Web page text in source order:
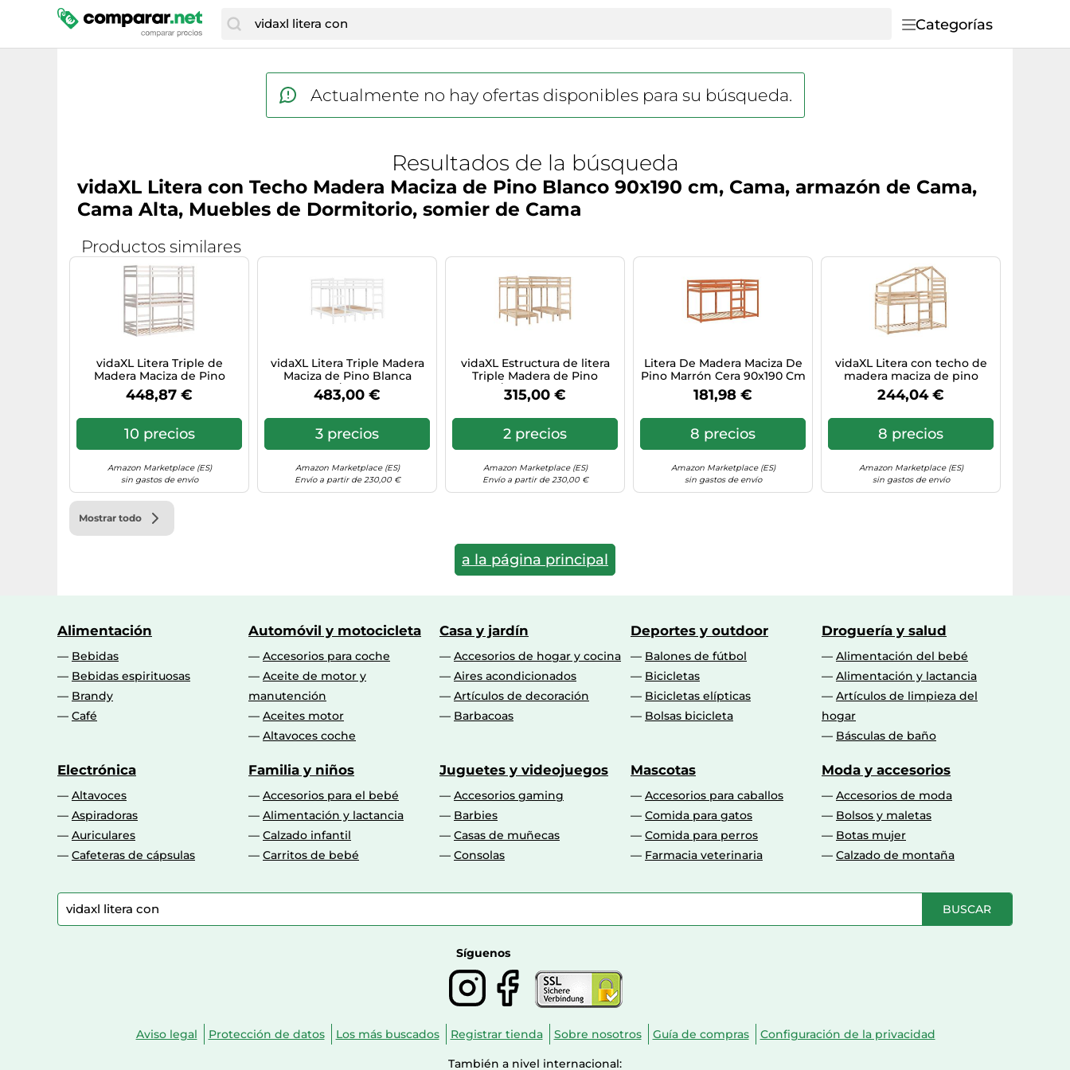
Categorías
Actualmente no hay ofertas disponibles para su búsqueda.
Resultados de la búsqueda
vidaXL Litera con Techo Madera Maciza de Pino Blanco 90x190 cm, Cama, armazón de Cama,
Cama Alta, Muebles de Dormitorio, somier de Cama
Productos similares
vidaXL Litera Triple de
Madera Maciza de Pino
90x200 cm, litera de Tres
Camas, litera de 3 Niveles,
448,87 €
10 precios
Amazon Marketplace (ES)
sin gastos de envío
vidaXL Litera Triple Madera
Maciza de Pino Blanca
200x200/80x200 cm,
armazón de litera Triple,
somier de litera de 3 Camas
483,00 €
3 precios
Amazon Marketplace (ES)
Envío a partir de 230,00 €
vidaXL Estructura de litera
Triple Madera de Pino
140x200/70x140 cm, armazón
de litera Triple, Marco de
de 3 Camas
315,00 €
2 precios
Amazon Marketplace (ES)
Envío a partir de 230,00 €
Litera De Madera Maciza De
Pino Marrón Cera 90x190 Cm
Vidaxl
181,98 €
8 precios
Amazon Marketplace (ES)
sin gastos de envío
vidaXL Litera con techo de
madera maciza de pino
90x190 cm – Cama alta
244,04 €
8 precios
Amazon Marketplace (ES)
sin gastos de envío
Mostrar todo
a la página principal
Alimentación
Bebidas
Bebidas espirituosas
Brandy
Café
Automóvil y motocicleta
Accesorios para coche
Aceite de motor y
manutención
Aceites motor
Altavoces coche
Casa y jardín
Accesorios de hogar y cocina
Aires acondicionados
Artículos de decoración
Barbacoas
Deportes y outdoor
Balones de fútbol
Bicicletas
Bicicletas elípticas
Bolsas bicicleta
Droguería y salud
Alimentación del bebé
Alimentación y lactancia
Artículos de limpieza del
hogar
Básculas de baño
Electrónica
Altavoces
Aspiradoras
Auriculares
Cafeteras de cápsulas
Familia y niños
Accesorios para el bebé
Alimentación y lactancia
Calzado infantil
Carritos de bebé
Juguetes y videojuegos
Accesorios gaming
Barbies
Casas de muñecas
Consolas
Mascotas
Accesorios para caballos
Comida para gatos
Comida para perros
Farmacia veterinaria
Moda y accesorios
Accesorios de moda
Bolsos y maletas
Botas mujer
Calzado de montaña
BUSCAR
Síguenos
Aviso legal Protección de datos Los más buscados Registrar tienda Sobre nosotros Guía de compras Configuración de la privacidad
También a nivel internacional: